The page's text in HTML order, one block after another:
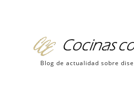
Blog de actualidad sobre